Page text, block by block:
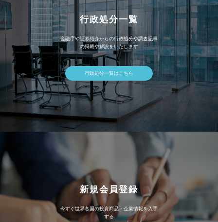
行政処分一覧
金融庁や証券紹介からの行政処分や調査記事
の掲載や解説をいたします
行政処分一覧はこちら
新規会員登録
今すぐ世界各国の投資商品・企業情報を入手
する